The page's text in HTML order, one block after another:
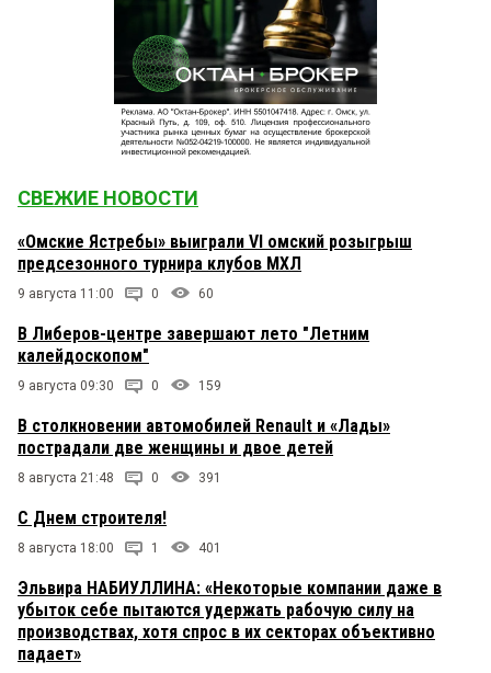
СВЕЖИЕ НОВОСТИ
«Омские Ястребы» выиграли VI омский розыгрыш
предсезонного турнира клубов МХЛ
9 августа 11:00 0 60
В Либеров-центре завершают лето "Летним
калейдоскопом"
9 августа 09:30 0 159
В столкновении автомобилей Renault и «Лады»
пострадали две женщины и двое детей
8 августа 21:48 0 391
С Днем строителя!
8 августа 18:00 1 401
Эльвира НАБИУЛЛИНА: «Некоторые компании даже в
убыток себе пытаются удержать рабочую силу на
производствах, хотя спрос в их секторах объективно
падает»